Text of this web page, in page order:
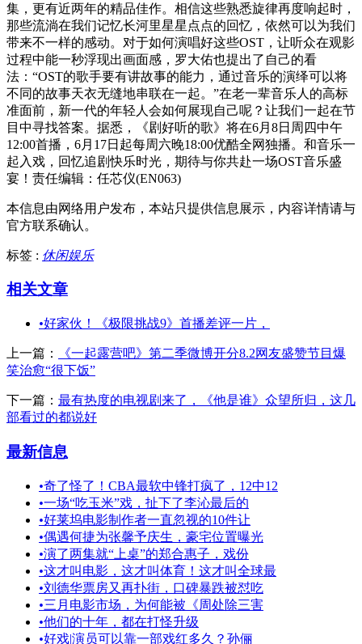
集，更有近两年的精品佳作。相信这些熟悉旋律再度响起时，
那些流淌在我们记忆长河里星星点点的回忆，依然可以为我们
带来不一样的感动。对于如何演唱好这些OST，让听众在观影
过程中能一秒浮现出画面感，罗大佑也提出了自己的看
法：“OST的歌手要有讲故事的能力，通过音乐的演绎可以将
不同的故事天衣无缝地串联在一起。”在老一辈音乐人的高标
准面前，新一代的年轻人会如何展现自己呢？让我们一起在节
目中寻找答案。据悉，《剧好听的歌》将在6月8日周四中午
12:00首播，6月17日起每周六晚18:00优酷全网独播。和音乐一
起入戏，回忆追剧快乐时光，期待与你共赴一场OST音乐盛
宴！责任编辑：任芯仪(EN063)
本信息由网络用户发布， 本站只提供信息展示，内容详情请与
官方联系确认。
标签 : 休闲娱乐
相关文章
•好家伙！《极限挑战9》首播差评一片，
上一篇：
《一起露营吧》第二季微博开分8.2网友盛赞节目爆
笑治愈“很下饭”
下一篇： 最有热度的电视剧来了，《他是谁》众望所归，这几
部看过的都说好
最新信息
•奇了怪了！CBA最软中锋打疯了，12中12
•一场“吃玉米”戏，扯下了李沁最后的
•好莱坞电影制作者一直忽视的10件让
•偶遇何捷为张馨予庆生，豪宅位置曝光
•演了两集就“上桌”的郑合惠子，戏份
•这才叫电影，这才叫体育！这才叫全球最
•刘德华票房又再扑街，口碑暴跌被怼吃
•三月电影市场，为何能被《周处除三害
•他们的十年，都在打怪升级
•好戏|演员可以靠一部戏红多久？孙俪